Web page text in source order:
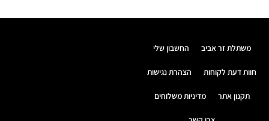
משתלת זר אביב החשבון שלי
חוות דעת לקוחות הצהרת נגישות
תקנון אתר מדיניות משלוחים